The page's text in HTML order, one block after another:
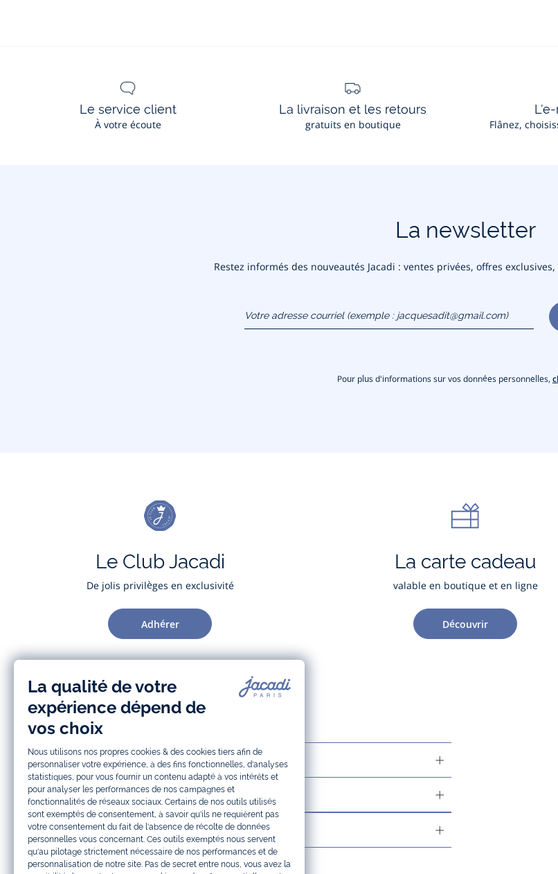
Le service client
À votre écoute
La livraison et les retours
gratuits en boutique Flânez,
La newsletter
Restez informés des nouveautés Jacadi : ventes privées, offres
(exemple :
jacquesadit@gmail.com)
Pour plus d'informations sur vos données personnelles,
Le Club Jacadi
De jolis privilèges en exclusivité
Adhérer
La carte cadeau
valable en boutique et en ligne
Découvrir
AIDE ET SERVICES
LA MAISON JACADI
INFOS LÉGALES ET COOKIES